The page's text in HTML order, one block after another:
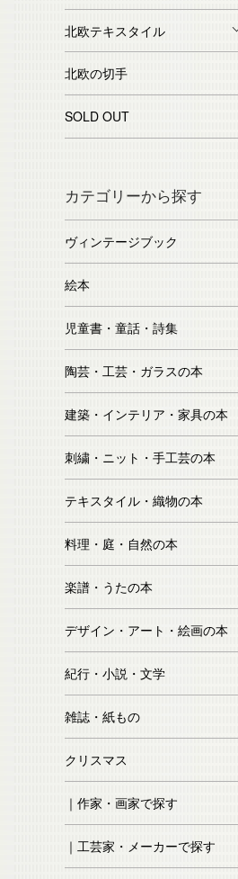
北欧テキスタイル
北欧の切手
SOLD OUT
カテゴリーから探す
ヴィンテージブック
絵本
児童書・童話・詩集
陶芸・工芸・ガラスの本
建築・インテリア・家具の本
刺繍・ニット・手工芸の本
テキスタイル・織物の本
料理・庭・自然の本
楽譜・うたの本
デザイン・アート・絵画の本
紀行・小説・文学
雑誌・紙もの
クリスマス
｜作家・画家で探す
｜工芸家・メーカーで探す